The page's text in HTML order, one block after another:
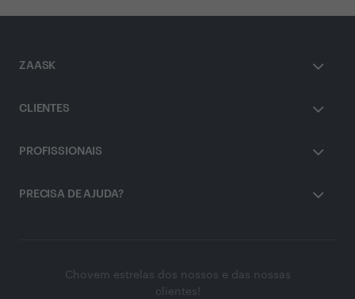
ZAASK
CLIENTES
PROFISSIONAIS
PRECISA DE AJUDA?
Chovem estrelas dos nossos e das nossas
clientes!